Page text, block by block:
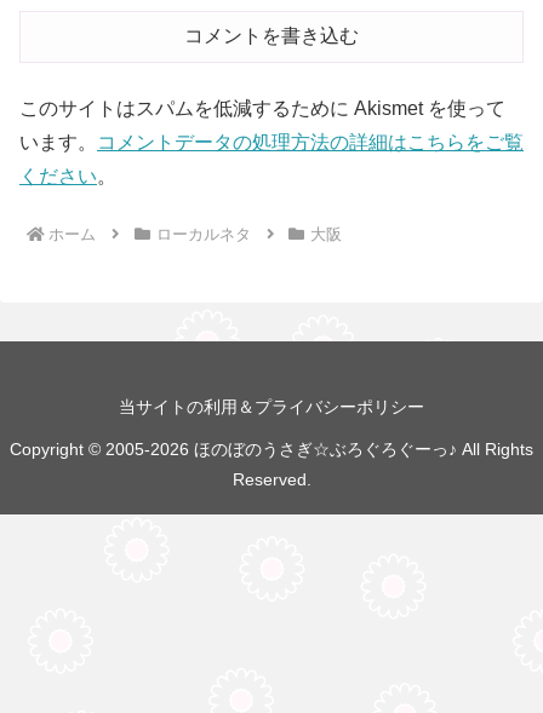
コメントを書き込む
このサイトはスパムを低減するために Akismet を使って
います。
コメントデータの処理方法の詳細はこちらをご覧
ください。
ホーム ローカルネタ 大阪
当サイトの利用＆プライバシーポリシー
Copyright © 2005-2026 ほのぼのうさぎ☆ぶろぐろぐーっ♪ All Rights
Reserved.